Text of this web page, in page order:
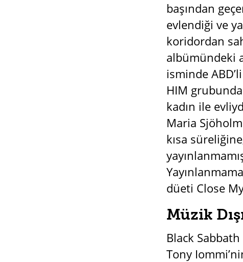
başından
evlendiği ve
koridordan
albümündeki
isminde
HIM
kadın ile
Maria
kısa
düeti Close
Müzik
Black
Tony